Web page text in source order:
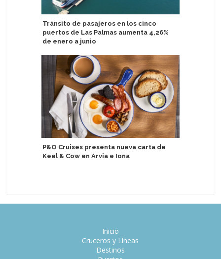
Tránsito de pasajeros en los cinco
puertos de Las Palmas aumenta 4,26%
de enero a junio
P&O Cruises presenta nueva carta de
Keel & Cow en Arvia e Iona
Inicio
Cruceros y Líneas
Destinos